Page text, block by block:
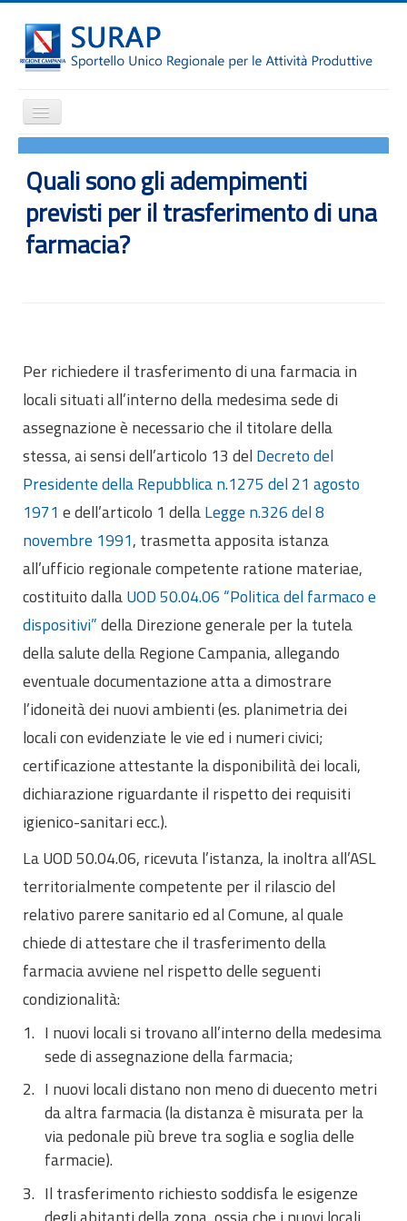
Cambia
navigazione
Notizie
Il SURAP
Normativa
Incentivi e agevolazioni
Internazionalizzazione
Eventi formativi
Glossario
Contatti
Sei qui:Home
Come fare per
Banca dati Faq / Pareri
Attività sanitarie
Quali sono gli adempimenti previsti per il
trasferimento di una farmacia?
Quali sono gli adempimenti
previsti per il trasferimento di una
farmacia?
Per richiedere il trasferimento di una farmacia in
locali situati all’interno della medesima sede di
assegnazione è necessario che il titolare della
stessa, ai sensi dell’articolo 13 del Decreto del
Presidente della Repubblica n.1275 del 21 agosto
1971 e dell’articolo 1 dellaLegge n.326 del 8
novembre 1991, trasmetta apposita istanza
all’ufficio regionale competente ratione materiae,
costituito dallaUOD 50.04.06 “Politica del farmaco e
dispositivi”della Direzione generale per la tutela
della salute della Regione Campania, allegando
eventuale documentazione atta a dimostrare
l’idoneità dei nuovi ambienti (es. planimetria dei
locali con evidenziate le vie ed i numeri civici;
certificazione attestante la disponibilità dei locali,
dichiarazione riguardante il rispetto dei requisiti
igienico-sanitari ecc.).
La UOD 50.04.06, ricevuta l’istanza, la inoltra all’ASL
territorialmente competente per il rilascio del
relativo parere sanitario ed al Comune, al quale
chiede di attestare che il trasferimento della
farmacia avviene nel rispetto delle seguenti
condizionalità:
I nuovi locali si trovano all’interno della medesima
sede di assegnazione della farmacia;
I nuovi locali distano non meno di duecento metri
da altra farmacia (la distanza è misurata per la
via pedonale più breve tra soglia e soglia delle
farmacie).
Il trasferimento richiesto soddisfa le esigenze